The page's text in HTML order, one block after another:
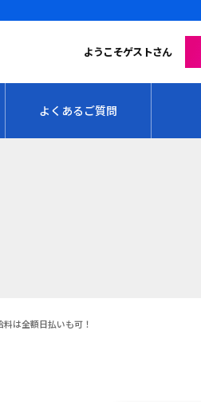
ようこそゲストさん
よくあるご質問
は全額日払いも可！